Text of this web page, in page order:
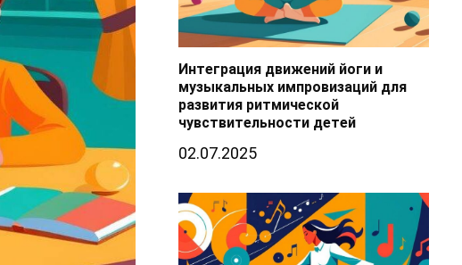
Интеграция движений йоги и
музыкальных импровизаций для
развития ритмической
чувствительности детей
02.07.2025